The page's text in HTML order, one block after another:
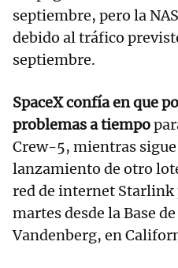
septiembre, pero la
debido al tráfico
septiembre.
SpaceX confía en que
problemas a tiempo
Crew-5, mientras
lanzamiento de otro
red de internet Starlink
martes desde la Base
Vandenberg, en